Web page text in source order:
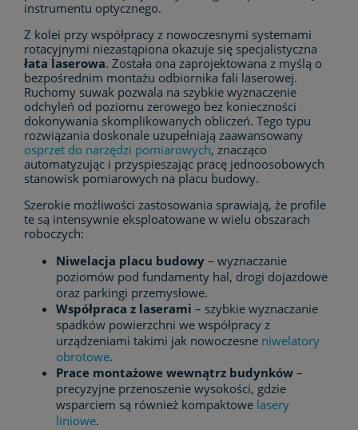
instrumentu optycznego.
Z kolei przy współpracy z nowoczesnymi systemami
rotacyjnymi niezastąpiona okazuje się specjalistyczna
łata laserowa. Została ona zaprojektowana z myślą o
bezpośrednim montażu odbiornika fali laserowej.
Ruchomy suwak pozwala na szybkie wyznaczenie
odchyleń od poziomu zerowego bez konieczności
dokonywania skomplikowanych obliczeń. Tego typu
rozwiązania doskonale uzupełniają zaawansowany
osprzet do narzędzi pomiarowych, znacząco
automatyzując i przyspieszając pracę jednoosobowych
stanowisk pomiarowych na placu budowy.
Szerokie możliwości zastosowania sprawiają, że profile
te są intensywnie eksploatowane w wielu obszarach
roboczych:
Niwelacja placu budowy – wyznaczanie
poziomów pod fundamenty hal, drogi dojazdowe
oraz parkingi przemysłowe.
Współpraca z laserami – szybkie wyznaczanie
spadków powierzchni we współpracy z
urządzeniami takimi jak nowoczesne niwelatory
obrotowe.
Prace montażowe wewnątrz budynków –
precyzyjne przenoszenie wysokości, gdzie
wsparciem są również kompaktowe lasery
liniowe.